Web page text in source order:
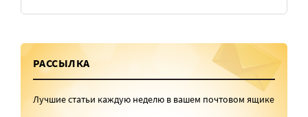
РАССЫЛКА
Лучшие статьи каждую неделю в вашем почтовом ящике